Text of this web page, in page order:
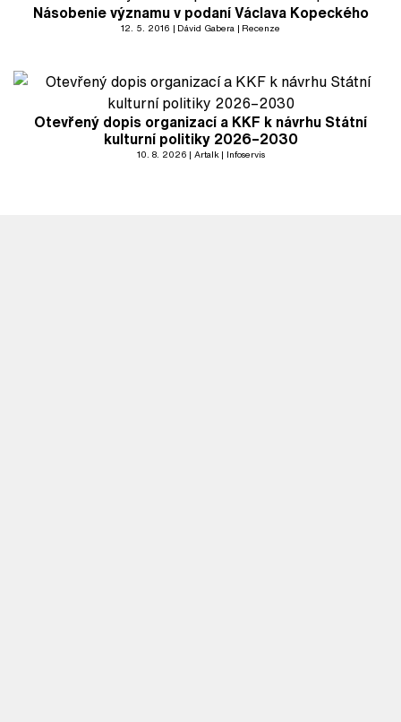
Násobenie významu v podaní Václava Kopeckého
12. 5. 2016 Dávid Gabera Recenze
Otevřený dopis organizací a KKF k návrhu Státní
kulturní politiky 2026–2030
10. 8. 2026 Artalk Infoservis